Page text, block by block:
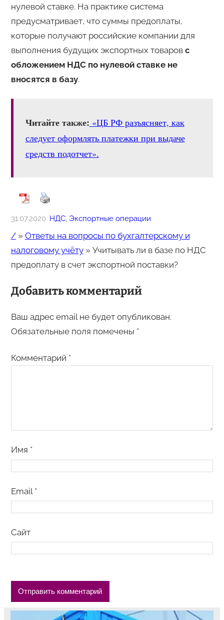
нулевой ставке. На практике система
предусматривает, что суммы предоплаты,
которые получают российские компании для
выполнения будущих экспортных товаров с
обложением НДС по нулевой ставке не
вносятся в базу.
Читайте также: «ЦБ РФ разъясняет, как
следует оформлять платежки при выдаче
средств подотчет».
31.07.2020 НДС, Экспортные операции
/» Ответы на вопросы по бухгалтерскому и
налоговому учёту» Учитывать ли в базе по НДС
предоплату в счет экспортной поставки?
Добавить комментарий
Ваш адрес email не будет опубликован.
Обязательные поля помечены *
Комментарий *
Имя *
Email *
Сайт